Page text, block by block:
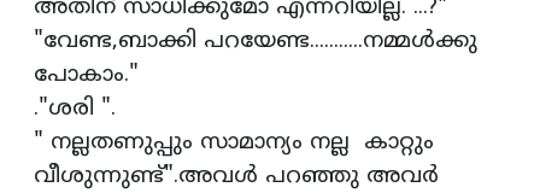
അതിന് സാധിക്കുമോ എന്നറിയില്ല. ...?"
"വേണ്ട,ബാക്കി പറയേണ്ട...........നമ്മൾക്കു
പോകാം."
."ശരി ".
" നല്ലതണുപ്പും സാമാന്യം നല്ല കാറ്റും
വീശുന്നുണ്ട്".അവൾ പറഞ്ഞു അവർ